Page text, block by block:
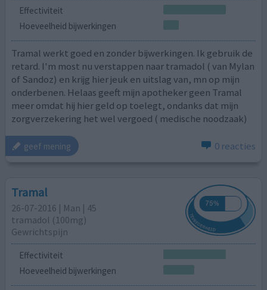
Effectiviteit
Hoeveelheid bijwerkingen
Tramal werkt goed en zonder bijwerkingen. Ik gebruik de
retard. I'm most nu verstappen naar tramadol ( van Mylan
of Sandoz) en krijg hier jeuk en uitslag van, mn op mijn
onderbenen. Helaas geeft mijn apotheker geen Tramal
meer omdat hij hier geld op toelegt, ondanks dat mijn
zorgverzekering het wel vergoed ( medische noodzaak)
geef mening 0 reacties
Tramal
26-07-2016 | Man | 45
tramadol (100mg)
Gewrichtspijn
Effectiviteit
Hoeveelheid bijwerkingen